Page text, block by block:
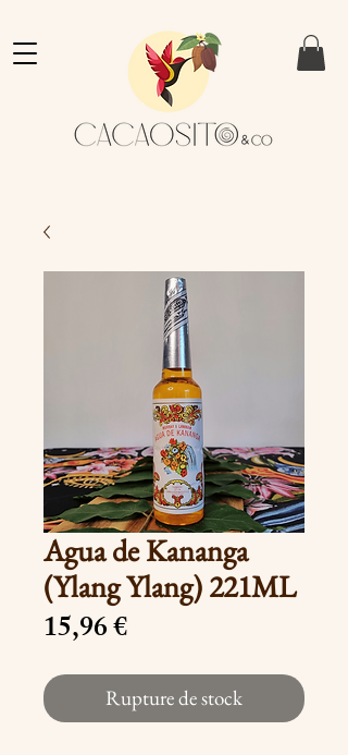
Agua de Kananga
(Ylang Ylang) 221ML
15,96 €Prix
Rupture de stock